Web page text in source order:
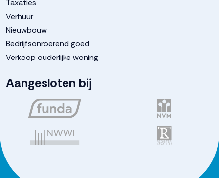
Taxaties
Verhuur
Nieuwbouw
Bedrijfsonroerend goed
Verkoop ouderlijke woning
Aangesloten bij